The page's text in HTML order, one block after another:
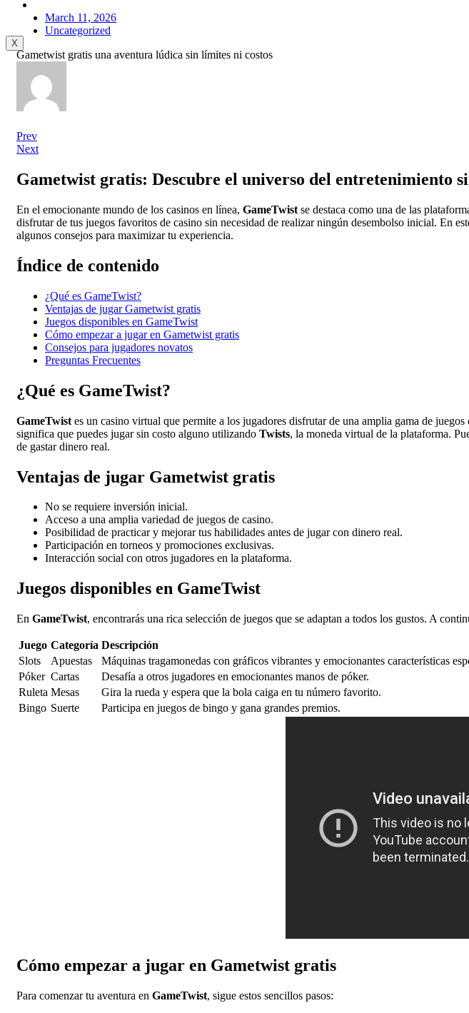
X
March 11, 2026
Uncategorized
Gametwist gratis una aventura lúdica sin límites ni costos
Prev
Next
Gametwist gratis: Descubre el universo del entretenimiento
En el emocionante mundo de los casinos en línea, GameTwist se destaca como una de las
disfrutar de tus juegos favoritos de casino sin necesidad de realizar ningún desembolso inicial. En
algunos consejos para maximizar tu experiencia.
Índice de contenido
¿Qué es GameTwist?
Ventajas de jugar Gametwist gratis
Juegos disponibles en GameTwist
Cómo empezar a jugar en Gametwist gratis
Consejos para jugadores novatos
Preguntas Frecuentes
¿Qué es GameTwist?
GameTwist es un casino virtual que permite a los jugadores disfrutar de una amplia gama de
significa que puedes jugar sin costo alguno utilizando Twists, la moneda virtual de la plataforma.
de gastar dinero real.
Ventajas de jugar Gametwist gratis
No se requiere inversión inicial.
Acceso a una amplia variedad de juegos de casino.
Posibilidad de practicar y mejorar tus habilidades antes de jugar con dinero real.
Participación en torneos y promociones exclusivas.
Interacción social con otros jugadores en la plataforma.
Juegos disponibles en GameTwist
En GameTwist, encontrarás una rica selección de juegos que se adaptan a todos los gustos. A
Juego Categoría Descripción
Slots
Apuestas
Máquinas tragamonedas con gráficos vibrantes y emocionantes características
Póker Cartas
Desafía a otros jugadores en emocionantes manos de póker.
Ruleta Mesas
Gira la rueda y espera que la bola caiga en tu número favorito.
Bingo Suerte Participa en juegos de bingo y gana grandes premios.
Cómo empezar a jugar en Gametwist gratis
Para comenzar tu aventura en GameTwist, sigue estos sencillos pasos: